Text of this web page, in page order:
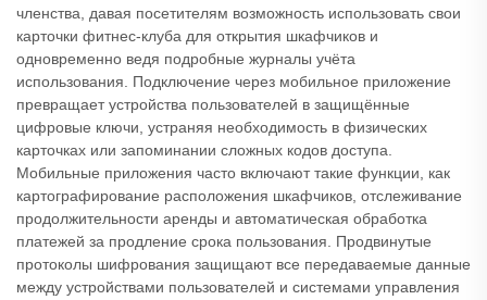
членства, давая посетителям возможность использовать свои
карточки фитнес-клуба для открытия шкафчиков и
одновременно ведя подробные журналы учёта
использования. Подключение через мобильное приложение
превращает устройства пользователей в защищённые
цифровые ключи, устраняя необходимость в физических
карточках или запоминании сложных кодов доступа.
Мобильные приложения часто включают такие функции, как
картографирование расположения шкафчиков, отслеживание
продолжительности аренды и автоматическая обработка
платежей за продление срока пользования. Продвинутые
протоколы шифрования защищают все передаваемые данные
между устройствами пользователей и системами управления